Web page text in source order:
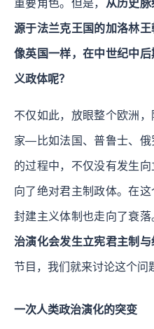
重要角色。但是， 从历史
源于法兰克王国的加洛林
像英国一样，在中世纪中
义政体呢？
不仅如此，放眼整个欧洲
家—比如法国、普鲁士、
的过程中，不仅没有发生
向了绝对君主制政体。在
封建主义体制也走向了衰落
治演化会发生立宪君主制
节目，我们就来讨论这个问
一次人类政治演化的突变